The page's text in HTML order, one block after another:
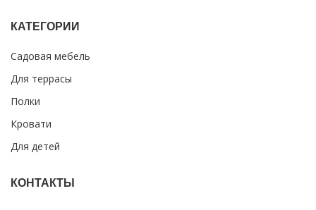
КАТЕГОРИИ
Садовая мебель
Для террасы
Полки
Кровати
Для детей
КОНТАКТЫ